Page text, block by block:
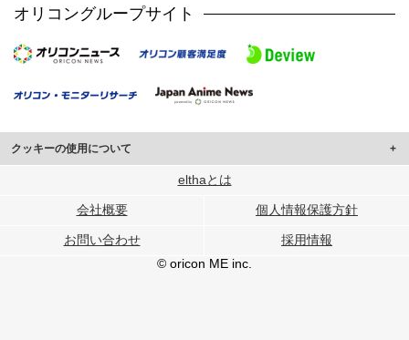
オリコングループサイト
クッキーの使用について
このサイトでは Cookie を使用して、ユーザーに合わせたコンテンツや広告の
行っています。
メディアや広告配信、データ解析の各パートナーに提供しています。
各パートナーは、この情報とユーザーが各パートナーに提供した他の情報や、
ユーザーが各パートナーのサービスを使用したときに収集した他の情報を組み
elthaとは
会社概要 個人情報保護方針
お問い合わせ
採用情報
© oricon ME inc.